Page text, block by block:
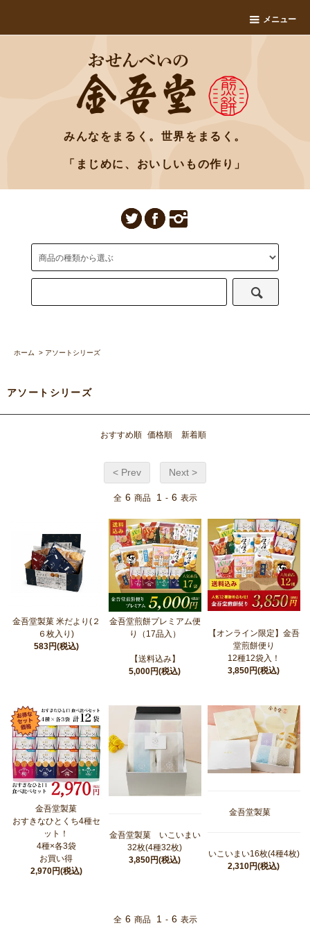
メニュー
みんなをまるく。世界をまるく。
「まじめに、おいしいもの作り」
ホーム > アソートシリーズ
アソートシリーズ
おすすめ順 価格順 新着順
< Prev Next >
全 6 商品 1 - 6 表示
金吾堂製菓 米だより(２
６枚入り)
583円(税込)
金吾堂煎餅プレミアム便
り（17品入）
【送料込み】
5,000円(税込)
【オンライン限定】金吾
堂煎餅便り
12種12袋入！
3,850円(税込)
金吾堂製菓
おすきなひとくち4種セ
ット！
4種×各3袋
お買い得
2,970円(税込)
金吾堂製菓 いこいまい
32枚(4種32枚)
3,850円(税込)
金吾堂製菓
いこいまい16枚(4種4枚)
2,310円(税込)
全 6 商品 1 - 6 表示